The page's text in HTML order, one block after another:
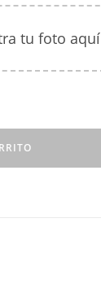
tu foto aquí